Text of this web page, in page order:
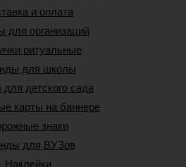
и оплата
для организаций
ритуальные
для школы
детского сада
карты на баннере
знаки
для ВУЗов
Наклейки